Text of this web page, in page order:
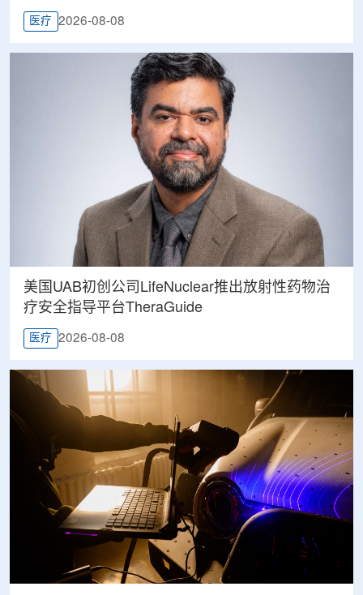
医疗 2026-08-08
美国UAB初创公司LifeNuclear推出放射性药物治
疗安全指导平台TheraGuide
医疗 2026-08-08